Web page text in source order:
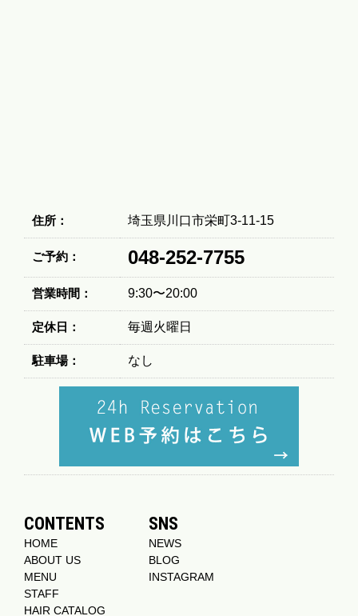
住所： 埼玉県川口市栄町3-11-15
ご予約： 048-252-7755
営業時間： 9:30〜20:00
定休日： 毎週火曜日
駐車場： なし
CONTENTS
HOME
ABOUT US
MENU
STAFF
HAIR CATALOG
SNS
NEWS
BLOG
INSTAGRAM